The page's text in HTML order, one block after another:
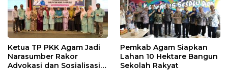
Ketua TP PKK Agam Jadi
Narasumber Rakor
Advokasi dan Sosialisasi
Pemkab Agam Siapkan
Lahan 10 Hektare Bangun
Sekolah Rakyat